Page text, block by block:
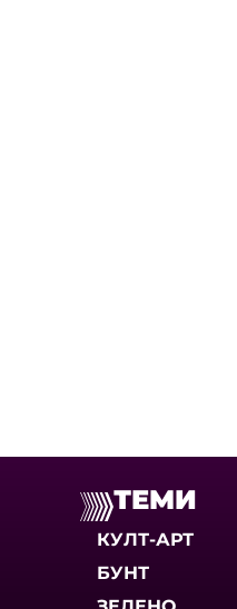
ТЕМИ
КУЛТ-АРТ
БУНТ